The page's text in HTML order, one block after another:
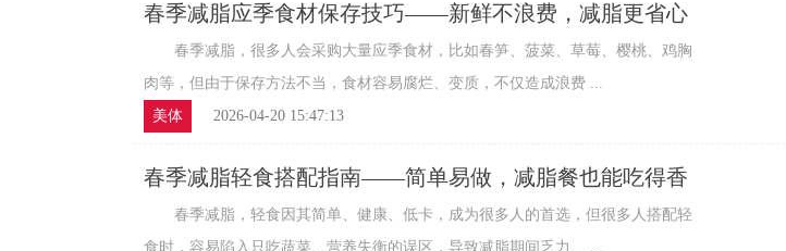
春季减脂应季食材保存技巧——新鲜不浪费，减脂更省心
春季减脂，很多人会采购大量应季食材，比如春笋、菠菜、草莓、樱桃、鸡胸
肉等，但由于保存方法不当，食材容易腐烂、变质，不仅造成浪费 ...
美体
2026-04-20 15:47:13
春季减脂轻食搭配指南——简单易做，减脂餐也能吃得香
春季减脂，轻食因其简单、健康、低卡，成为很多人的首选，但很多人搭配轻
食时，容易陷入只吃蔬菜、营养失衡的误区，导致减脂期间乏力、 ...